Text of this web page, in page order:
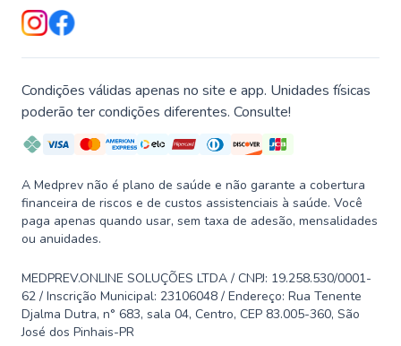
Condições válidas apenas no site e app. Unidades físicas
poderão ter condições diferentes. Consulte!
A Medprev não é plano de saúde e não garante a cobertura
financeira de riscos e de custos assistenciais à saúde. Você
paga apenas quando usar, sem taxa de adesão, mensalidades
ou anuidades.
MEDPREV.ONLINE SOLUÇÕES LTDA / CNPJ: 19.258.530/0001-
62 / Inscrição Municipal: 23106048 / Endereço: Rua Tenente
Djalma Dutra, n° 683, sala 04, Centro, CEP 83.005-360, São
José dos Pinhais-PR